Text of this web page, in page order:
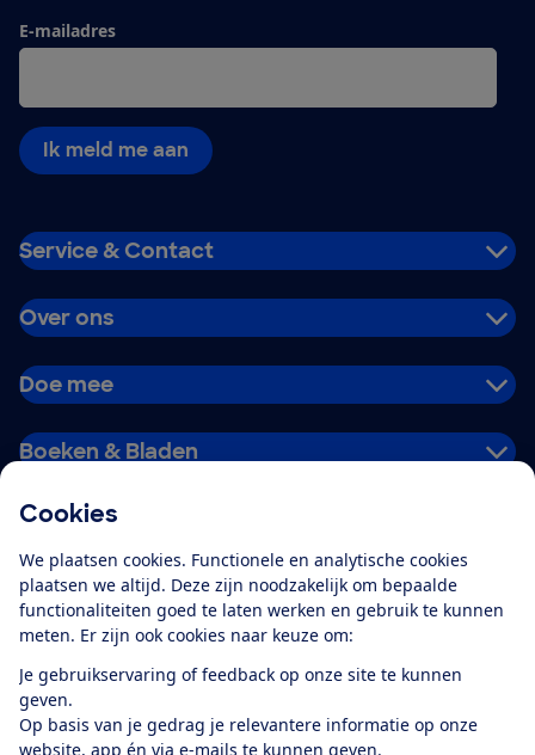
Cookies
We plaatsen cookies. Functionele en analytische cookies
plaatsen we altijd. Deze zijn noodzakelijk om bepaalde
functionaliteiten goed te laten werken en gebruik te kunnen
meten. Er zijn ook cookies naar keuze om:
Je gebruikservaring of feedback op onze site te kunnen
geven.
Op basis van je gedrag je relevantere informatie op onze
website, app én via e-mails te kunnen geven.
E-mailadres
Ik meld me aan
Service & Contact
Over ons
Doe mee
Boeken & Bladen
Alles over de
app